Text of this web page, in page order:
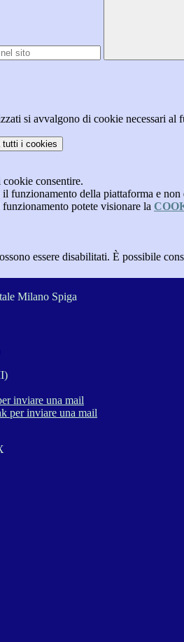
si avvalgono di cookie necessari
tutti i cookies
cookie consentire.
funzionamento della piattaforma e
potete visionare la
essere disabilitati. È possibile
Milano Spiga
inviare una mail
per inviare una mail